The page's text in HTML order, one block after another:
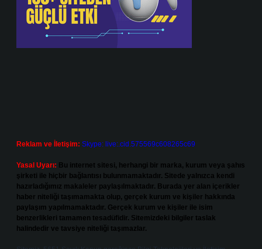
Reklam ve İletişim: Skype: live:.cid.575569c608265c69
Yasal Uyarı: Bu internet sitesi, herhangi bir marka, kurum veya şahıs
şirketi ile hiçbir bağlantısı bulunmamaktadır. Sitede yalnızca kendi
hazırladığımız makaleler paylaşılmaktadır. Burada yer alan içerikler
haber niteliği taşımamakta olup, gerçek kurum ve kişiler hakkında
paylaşım yapılmamaktadır. Gerçek kurum ve kişiler ile isim
benzerlikleri tamamen tesadüfidir. Sitemizdeki bilgiler taslak
halindedir ve tavsiye niteliği taşımazlar.